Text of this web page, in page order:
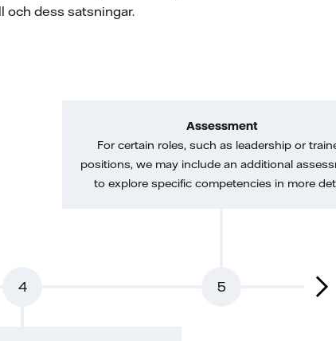
och dess satsningar.
4 5
Assessment
For certain roles, such as leadership or
positions, we may include an additional
to explore specific competencies in more